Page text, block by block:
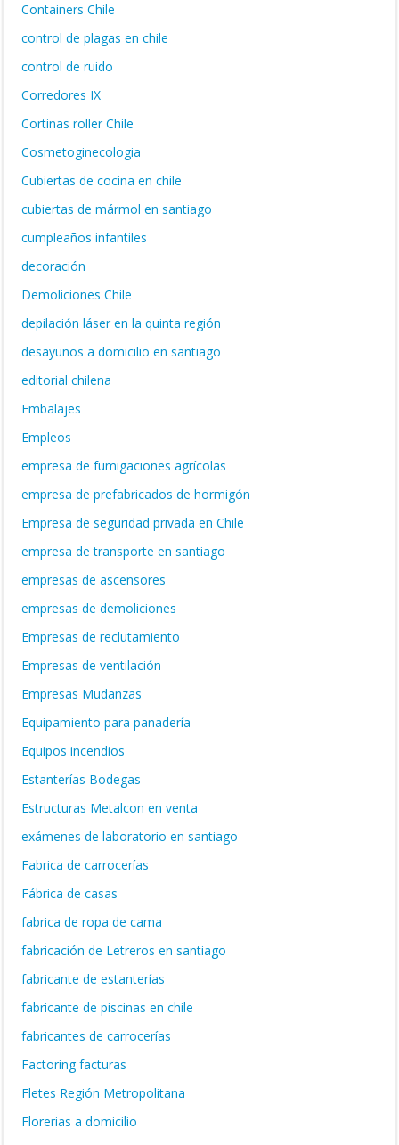
Containers Chile
control de plagas en chile
control de ruido
Corredores IX
Cortinas roller Chile
Cosmetoginecologia
Cubiertas de cocina en chile
cubiertas de mármol en santiago
cumpleaños infantiles
decoración
Demoliciones Chile
depilación láser en la quinta región
desayunos a domicilio en santiago
editorial chilena
Embalajes
Empleos
empresa de fumigaciones agrícolas
empresa de prefabricados de hormigón
Empresa de seguridad privada en Chile
empresa de transporte en santiago
empresas de ascensores
empresas de demoliciones
Empresas de reclutamiento
Empresas de ventilación
Empresas Mudanzas
Equipamiento para panadería
Equipos incendios
Estanterías Bodegas
Estructuras Metalcon en venta
exámenes de laboratorio en santiago
Fabrica de carrocerías
Fábrica de casas
fabrica de ropa de cama
fabricación de Letreros en santiago
fabricante de estanterías
fabricante de piscinas en chile
fabricantes de carrocerías
Factoring facturas
Fletes Región Metropolitana
Florerias a domicilio